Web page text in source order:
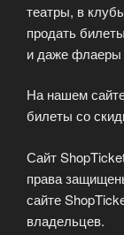
театры, в
продать
и даже флаеры
На нашем
билеты со
Сайт
права
сайте
владельцев.